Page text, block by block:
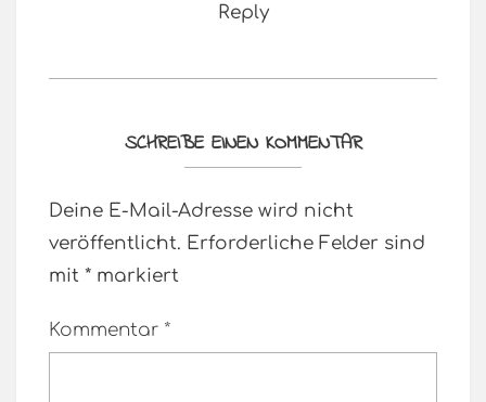
Reply
SCHREIBE EINEN KOMMENTAR
Deine E-Mail-Adresse wird nicht
veröffentlicht. Erforderliche Felder sind
mit * markiert
Kommentar *